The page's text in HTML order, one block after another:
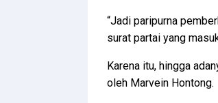
“Jadi paripurna
surat partai yang
Karena itu, hingga
oleh Marvein Hontong.